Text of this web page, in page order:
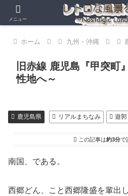
ホーム 九州・沖縄
旧赤線 鹿児島『甲突町
性地へ～
鹿児島県 リアルまちなみ 遊
この記事は約3分で
南国、である。
西郷どん、こと西郷隆盛を輩出
メニュー